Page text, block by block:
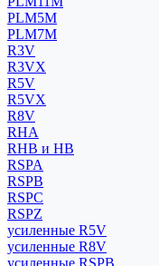
PLM5M
PLM7M
R3V
R3VX
R5V
R5VX
R8V
RHA
RHB и HB
RSPA
RSPB
RSPC
RSPZ
усиленные R5V
усиленные R8V
усиленные RSPB